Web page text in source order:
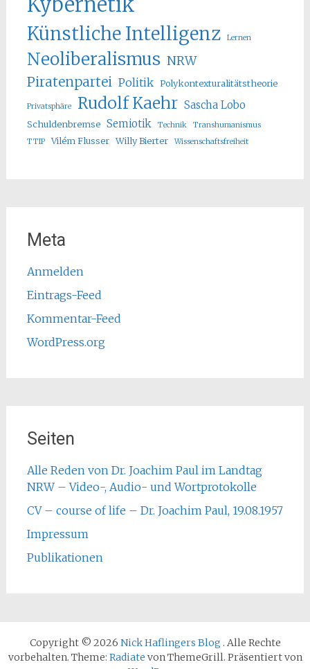
Künstliche Intelligenz Lernen
Neoliberalismus NRW
Piratenpartei Politik Polykontexturalitätstheorie
Privatsphäre Rudolf Kaehr Sascha Lobo
Schuldenbremse Semiotik Technik
Transhumanismus
TTIP
Vilém Flusser Willy Bierter Wissenschaftsfreiheit
Meta
Anmelden
Eintrags-Feed
Kommentar-Feed
WordPress.org
Seiten
Alle Reden von Dr. Joachim Paul im Landtag
NRW – Video-, Audio- und Wortprotokolle
CV – course of life – Dr. Joachim Paul, 19.08.1957
Impressum
Publikationen
Copyright © 2026 Nick Haflingers Blog . Alle Rechte
vorbehalten. Theme: Radiate von ThemeGrill. Präsentiert von